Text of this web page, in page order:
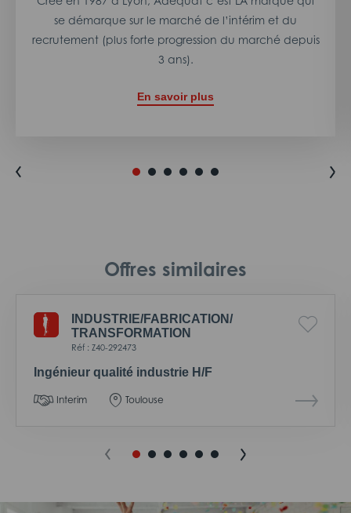
se démarque sur le marché de l’intérim et du
recrutement (plus forte progression du marché depuis
3 ans).
En savoir plus
Offres similaires
INDUSTRIE/FABRICATION/
TRANSFORMATION
Réf : Z40-292473
Ingénieur qualité industrie H/F
Interim Toulouse